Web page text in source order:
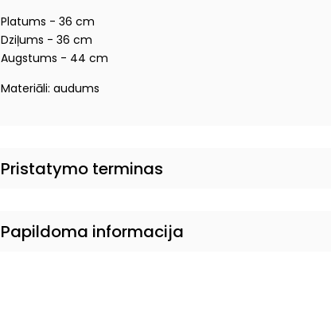
Platums - 36 cm
Dziļums - 36 cm
Augstums - 44 cm
Materiāli: audums
Pristatymo terminas
Papildoma informacija